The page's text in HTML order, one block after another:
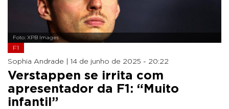
Foto: XPB Images
F1
Sophia Andrade | 14 de junho de 2025 - 20:22
Verstappen se irrita com
apresentador da F1: “Muito
infantil”